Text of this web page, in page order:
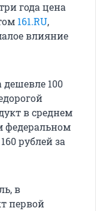
года цена
161.RU,
влияние
100
в среднем
федеральном
160 рублейза
в
первой